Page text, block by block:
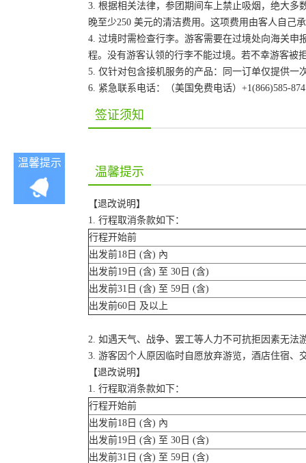
3. 根据相关法律，参团期间车上禁止吸烟，绝大
晚至少250 美元的清洁费用。这项费用由客人自己
4. 过境时需检查行李。游客需要在过境处向海关
程。没有游客认领的行李不能过境。若不幸游客被
5. 仅针对包含接机服务的产品：同一订单仅提供
6. 紧急联系电话：（美国免费电话）+1(866)585-
签证须知
温馨提示
温馨提示
【退改说明】
1. 行程取消条款如下：
行程开始前
出发前18日 (含) 內
出发前19日 (含) 至 30日 (含)
出发前31日 (含) 至 59日 (含)
出发前60日 及以上
2. 如遇天气、战争、罢工等人力不可抗拒因素无
3. 游客因个人原因临时自愿放弃游览，酒店住宿、
【退改说明】
1. 行程取消条款如下：
行程开始前
出发前18日 (含) 內
出发前19日 (含) 至 30日 (含)
出发前31日 (含) 至 59日 (含)